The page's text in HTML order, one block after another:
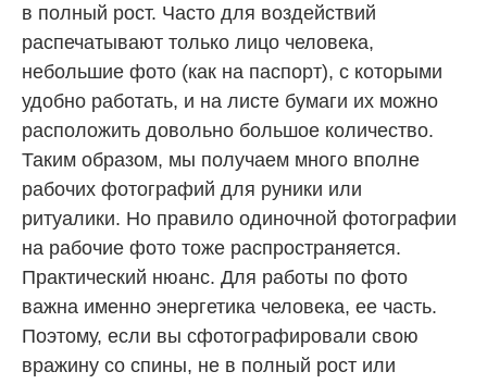
в полный рост. Часто для воздействий
распечатывают только лицо человека,
небольшие фото (как на паспорт), с которыми
удобно работать, и на листе бумаги их можно
расположить довольно большое количество.
Таким образом, мы получаем много вполне
рабочих фотографий для руники или
ритуалики. Но правило одиночной фотографии
на рабочие фото тоже распространяется.
Практический нюанс. Для работы по фото
важна именно энергетика человека, ее часть.
Поэтому, если вы сфотографировали свою
вражину со спины, не в полный рост или